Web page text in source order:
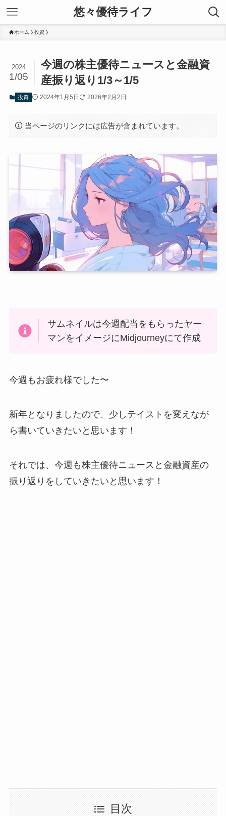
悠々優待ライフ
ホーム 投資
今週の株主優待ニュースと金融資
産振り返り1/3～1/5
2024
1/05
投資 2024年1月5日 2026年2月2日
当ページのリンクには広告が含まれています。
サムネイルは今週配当をもらったヤー
マンをイメージにMidjourneyにて作成
今週もお疲れ様でした〜
新年となりましたので、少しテイストを変えなが
ら書いていきたいと思います！
それでは、今週も株主優待ニュースと金融資産の
振り返りをしていきたいと思います！
目次